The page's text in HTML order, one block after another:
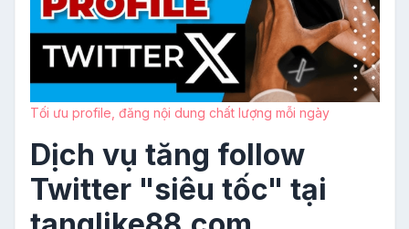
Tối ưu profile, đăng nội dung chất lượng mỗi ngày
Dịch vụ tăng follow
Twitter "siêu tốc" tại